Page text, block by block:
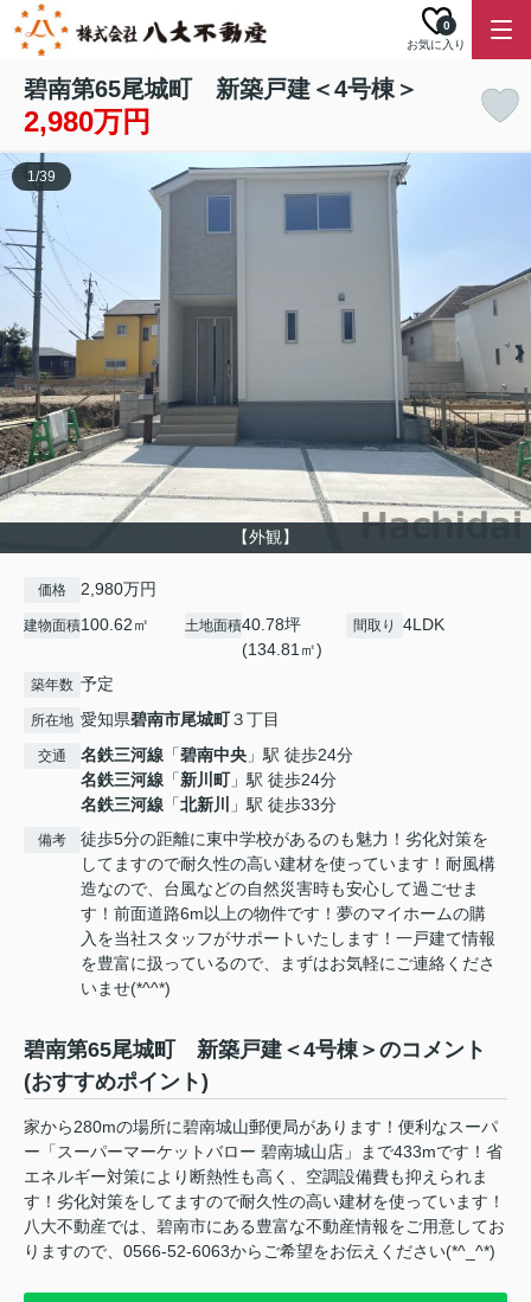
お気に入り
0
碧南第65尾城町 新築戸建＜4号棟＞
2,980万円
【外観】
1/39
価格 2,980万円
建物面積100.62㎡ 土地面積40.78坪
(134.81㎡)
間取り 4LDK
築年数 予定
所在地 愛知県碧南市尾城町３丁目
交通 名鉄三河線 「碧南中央 」駅 徒歩24分
名鉄三河線 「新川町」駅 徒歩24分
名鉄三河線 「北新川 」駅 徒歩33分
備考
徒歩5分の距離に東中学校があるのも魅力！劣化対策を
してますので耐久性の高い建材を使っています！耐風構
造なので、台風などの自然災害時も安心して過ごせま
す！前面道路6m以上の物件です！夢のマイホームの購
入を当社スタッフがサポートいたします！一戸建て情報
を豊富に扱っているので、まずはお気軽にご連絡くださ
いませ(*^^*)
碧南第65尾城町 新築戸建＜4号棟＞のコメント
(おすすめポイント)
家から280mの場所に碧南城山郵便局があります！便利なスーパ
ー「スーパーマーケットバロー 碧南城山店」まで433mです！省
エネルギー対策により断熱性も高く、空調設備費も抑えられま
す！劣化対策をしてますので耐久性の高い建材を使っています！
八大不動産では、碧南市にある豊富な不動産情報をご用意してお
りますので、0566-52-6063からご希望をお伝えください(*^_^*)